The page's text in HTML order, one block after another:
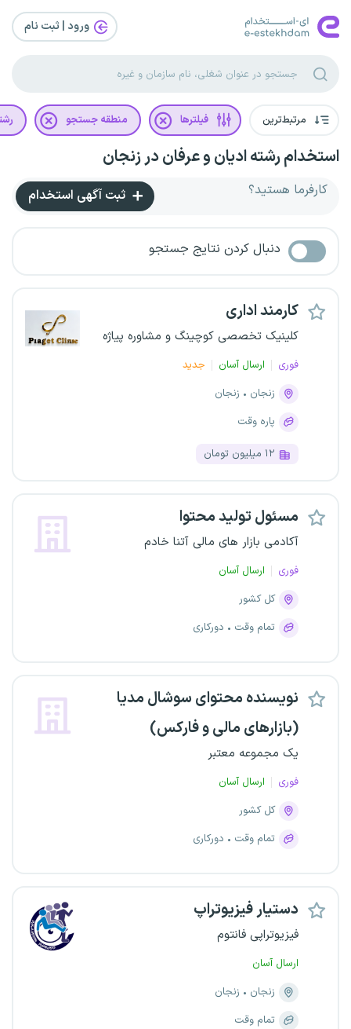
ورود | ثبت‌ نام
مرتبط‌ترین فیلترها منطقه جستجو
استخدام رشته ادیان و عرفان در زنجان
کارفرما هستید؟ ثبت آگهی استخدام
دنبال کردن نتایج جستجو
کارمند اداری
کلینیک تخصصی کوچینگ و مشاوره پیاژه
فوری ارسال آسان
جدید
زنجان
زنجان
پاره وقت
۱۲ میلیون تومان
مسئول تولید محتوا
آکادمی بازار های مالی آتنا خادم
فوری
ارسال آسان
کل کشور
تمام وقت
دورکاری
نویسنده محتوای سوشال مدیا
(بازارهای مالی و فارکس)
یک مجموعه معتبر
فوری
ارسال آسان
کل کشور
تمام وقت
دورکاری
دستیار فیزیوتراپ
فیزیوتراپی فانتوم
ارسال آسان
زنجان
زنجان
تمام وقت